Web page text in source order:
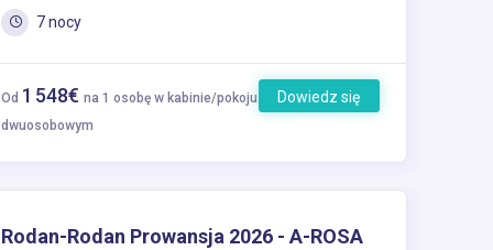
7 nocy
Od 1 548€ na 1 osobę w kabinie/pokoju
dwuosobowym
Dowiedz się
więcej
Rodan-Rodan Prowansja 2026 - A-ROSA